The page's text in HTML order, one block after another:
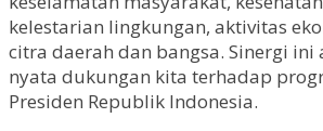
kelestarian lingkungan, aktivitas
citra daerah dan bangsa. Sinergi
nyata dukungan kita terhadap
Presiden Republik Indonesia.